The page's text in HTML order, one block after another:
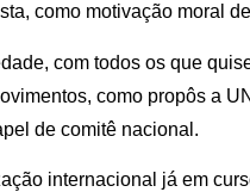
como motivação moral
com todos os que
como propôs a
de comitê nacional.
internacional já em